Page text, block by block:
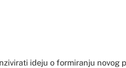
ideju o formiranju novog